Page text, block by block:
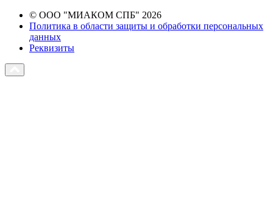
© ООО "МИАКОМ СПБ" 2026
Политика в области защиты и обработки персональных
данных
Реквизиты